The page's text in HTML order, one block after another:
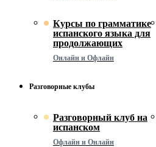
Курсы по грамматике
испанского языка для
продолжающих
Онлайн и Офлайн
Разговорные клубы
Разговорный клуб на
испанском
Офлайн и Онлайн